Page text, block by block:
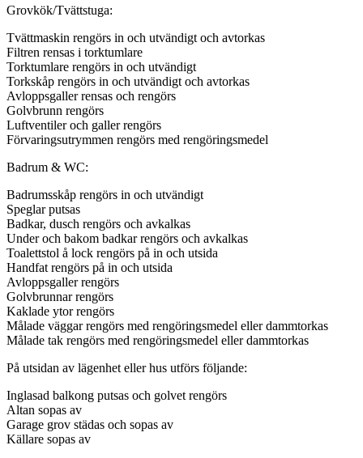
Grovkök/Tvättstuga:
Tvättmaskin rengörs in och utvändigt och avtorkas
Filtren rensas i torktumlare
Torktumlare rengörs in och utvändigt
Torkskåp rengörs in och utvändigt och avtorkas
Avloppsgaller rensas och rengörs
Golvbrunn rengörs
Luftventiler och galler rengörs
Förvaringsutrymmen rengörs med rengöringsmedel
Badrum & WC:
Badrumsskåp rengörs in och utvändigt
Speglar putsas
Badkar, dusch rengörs och avkalkas
Under och bakom badkar rengörs och avkalkas
Toalettstol å lock rengörs på in och utsida
Handfat rengörs på in och utsida
Avloppsgaller rengörs
Golvbrunnar rengörs
Kaklade ytor rengörs
Målade väggar rengörs med rengöringsmedel eller dammtorkas
Målade tak rengörs med rengöringsmedel eller dammtorkas
På utsidan av lägenhet eller hus utförs följande:
Inglasad balkong putsas och golvet rengörs
Altan sopas av
Garage grov städas och sopas av
Källare sopas av